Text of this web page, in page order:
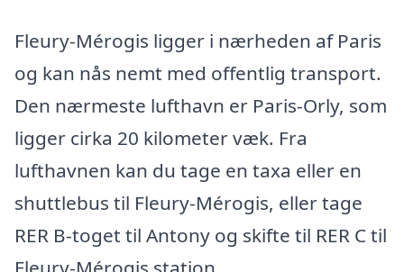
Fleury-Mérogis ligger i nærheden af Paris
og kan nås nemt med offentlig transport.
Den nærmeste lufthavn er Paris-Orly, som
ligger cirka 20 kilometer væk. Fra
lufthavnen kan du tage en taxa eller en
shuttlebus til Fleury-Mérogis, eller tage
RER B-toget til Antony og skifte til RER C til